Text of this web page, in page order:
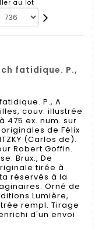
au lot
fatidique. P.,
P., A
couv. illustrée
475 ex. num. sur
de Félix
(Carlos de).
Robert Goffin.
Brux., De
tirée à
réservés à la
Orné de
Lumière,
rempl. Tirage
d'un envoi